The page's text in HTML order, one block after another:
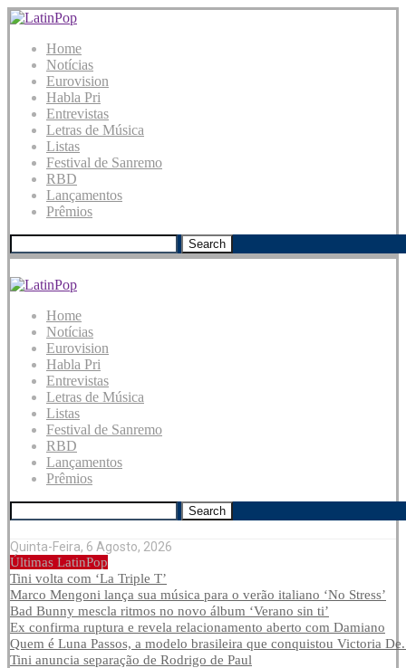
Home
Notícias
Eurovision
Habla Pri
Entrevistas
Letras de Música
Listas
Festival de Sanremo
RBD
Lançamentos
Prêmios
Search
Home
Notícias
Eurovision
Habla Pri
Entrevistas
Letras de Música
Listas
Festival de Sanremo
RBD
Lançamentos
Prêmios
Search
Quinta-Feira, 6 Agosto, 2026
Últimas LatinPop
Tini volta com ‘La Triple T’
Marco Mengoni lança sua música para o verão italiano ‘No Stress’
Bad Bunny mescla ritmos no novo álbum ‘Verano sin ti’
Ex confirma ruptura e revela relacionamento aberto com Damiano
Quem é Luna Passos, a modelo brasileira que conquistou Victoria
Tini anuncia separação de Rodrigo de Paul